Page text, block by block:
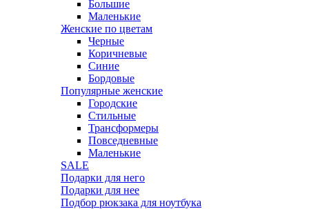
Большие
Маленькие
Женские по цветам
Черные
Коричневые
Синие
Бордовые
Популярные женские
Городские
Стильные
Трансформеры
Повседневные
Маленькие
SALE
Подарки для него
Подарки для нее
Подбор рюкзака для ноутбука